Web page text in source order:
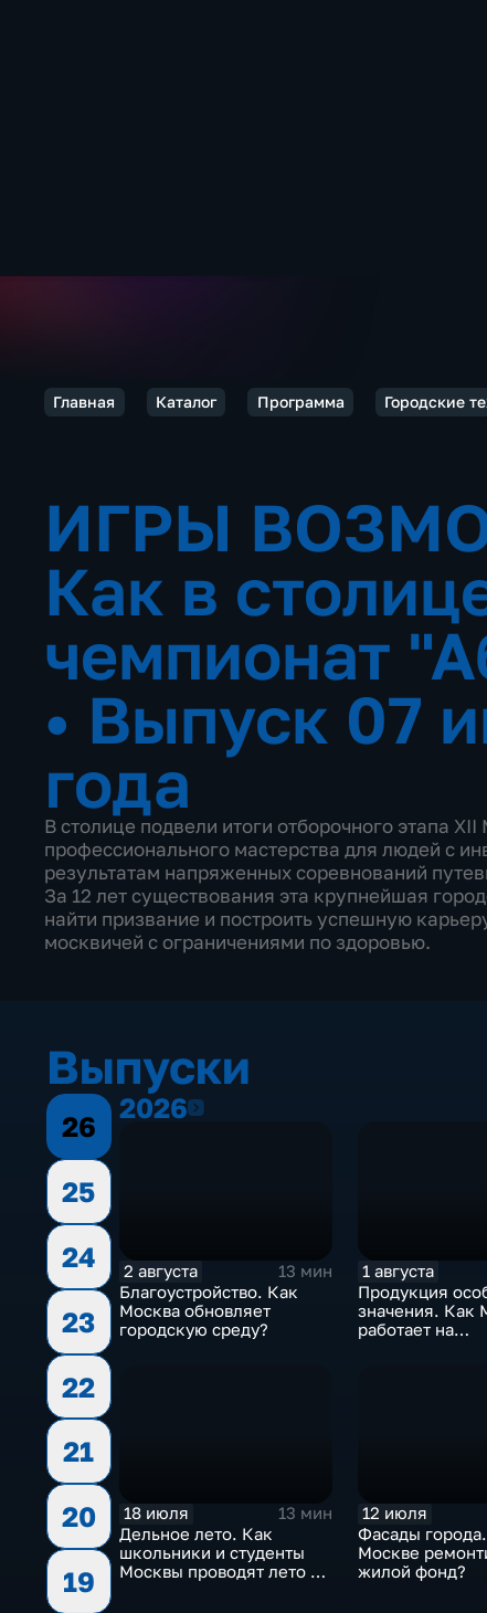
Главная Каталог Программа Городские
ИГРЫ
Как в
чемпионат
• Выпуск 07
года
В столице подвели итоги отборочного этапа
профессионального мастерства для людей с
результатам напряженных соревнований
За 12 лет существования эта крупнейшая
найти призвание и построить успешную
москвичей с ограничениями по здоровью.
Выпуски
26
25
24
23
22
21
20
19
20262026
2 августа
13 мин
Благоустройство. Как
Москва обновляет
городскую среду?
1 августа
Продукция
значения. Как Москва
работает на
18 июля
13 мин
Дельное лето. Как
школьники и студенты
Москвы проводят лето с
12 июля
Фасады
Москве
жилой фонд?